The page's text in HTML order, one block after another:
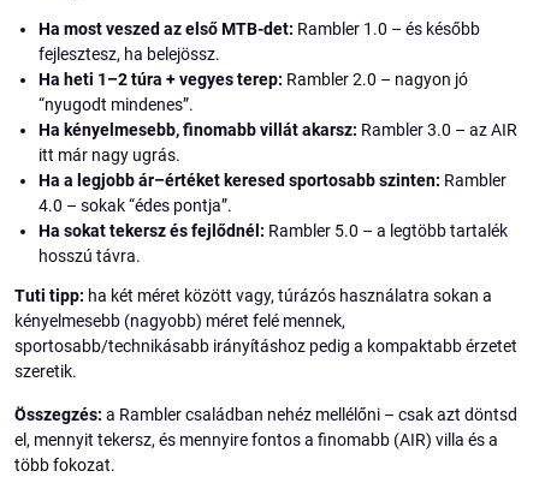
Ha most veszed az első MTB-det: Rambler 1.0 – és később
fejlesztesz, ha belejössz.
Ha heti 1–2 túra + vegyes terep: Rambler 2.0 – nagyon jó
“nyugodt mindenes”.
Ha kényelmesebb, finomabb villát akarsz: Rambler 3.0 – az AIR
itt már nagy ugrás.
Ha a legjobb ár–értéket keresed sportosabb szinten: Rambler
4.0 – sokak “édes pontja”.
Ha sokat tekersz és fejlődnél: Rambler 5.0 – a legtöbb tartalék
hosszú távra.
Tuti tipp: ha két méret között vagy, túrázós használatra sokan a
kényelmesebb (nagyobb) méret felé mennek,
sportosabb/technikásabb irányításhoz pedig a kompaktabb érzetet
szeretik.
Összegzés: a Rambler családban nehéz mellélőni – csak azt döntsd
el, mennyit tekersz, és mennyire fontos a finomabb (AIR) villa és a
több fokozat.